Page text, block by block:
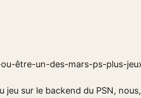
jeu sur le backend du PSN, nous,